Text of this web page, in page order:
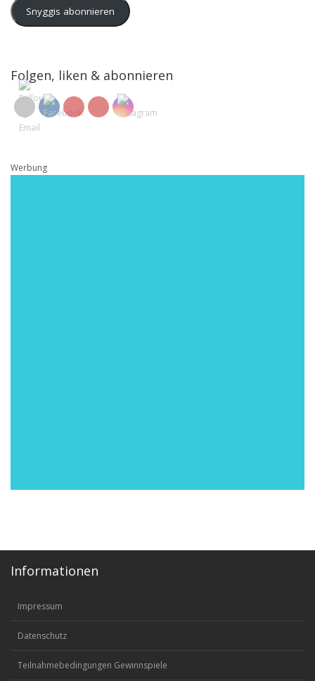
Snyggis abonnieren
Folgen, liken & abonnieren
Werbung
Informationen
Impressum
Datenschutz
Teilnahmebedingungen Gewinnspiele